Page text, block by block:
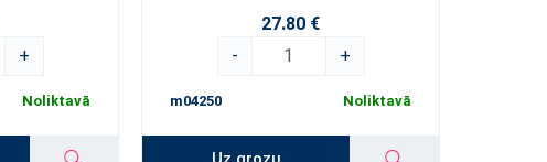
+
Noliktavā
27.80 €
-
+
m04250 Noliktavā